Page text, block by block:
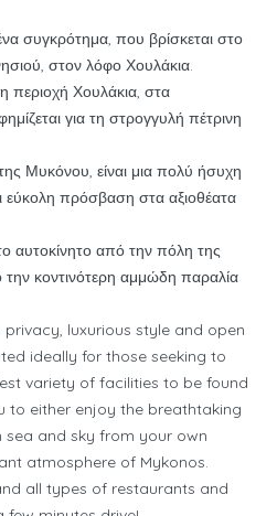
συγκρότημα, που βρίσκεται στο
στον λόφο Χουλάκια.
περιοχή Χουλάκια, στα
για τη στρογγυλή πέτρινη
Μυκόνου, είναι μια πολύ ήσυχη
εύκολη πρόσβαση στα αξιοθέατα
αυτοκίνητο από την πόλη της
κοντινότερη αμμώδη παραλία
luxurious style and open
ideally for those seeking to
variety of facilities to be found
to either enjoy the breathtaking
sea and sky from your own
atmosphere of Mykonos.
all types of restaurants and